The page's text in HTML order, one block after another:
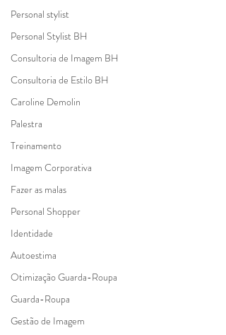
Personal stylist
Personal Stylist BH
Consultoria de Imagem BH
Consultoria de Estilo BH
Caroline Demolin
Palestra
Treinamento
Imagem Corporativa
Fazer as malas
Personal Shopper
Identidade
Autoestima
Otimização Guarda-Roupa
Guarda-Roupa
Gestão de Imagem